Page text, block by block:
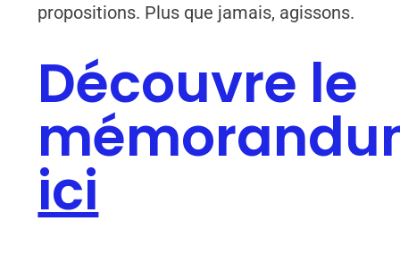
propositions. Plus que jamais, agissons.
Découvre le
ici